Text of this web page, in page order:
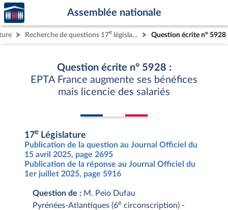
Aller au contenu
Aller en bas de la page
Accèder
à la
page
d'accueil
Assemblée nationale
Recherche de questions 17e législature Question écrite n° 5928
Question écrite n° 5928 :
EPTA France augmente ses bénéfices
mais licencie des salariés
17e Législature
Publication de la question au Journal Officiel du
15 avril 2025, page 2695
Publication de la réponse au Journal Officiel du
1er juillet 2025, page 5916
Question de : M. Peio Dufau
Pyrénées-Atlantiques (6e circonscription) -